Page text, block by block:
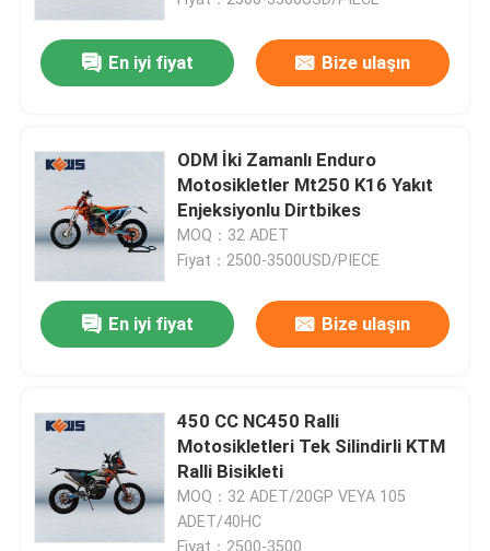
En iyi fiyat Bize ulaşın
ODM İki Zamanlı Enduro
Motosikletler Mt250 K16 Yakıt
Enjeksiyonlu Dirtbikes
MOQ：32 ADET
Fiyat：2500-3500USD/PIECE
En iyi fiyat Bize ulaşın
450 CC NC450 Ralli
Motosikletleri Tek Silindirli KTM
Ralli Bisikleti
MOQ：32 ADET/20GP VEYA 105
ADET/40HC
Fiyat：2500-3500